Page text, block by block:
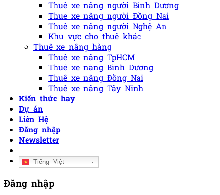
Thuê xe nâng người Bình Dương
Thue xe nâng người Đồng Nai
Thuê xe nâng người Nghệ An
Khu vực cho thuê khác
Thuê xe nâng hàng
Thuê xe nâng TpHCM
Thuê xe nâng Bình Dương
Thuê xe nâng Đồng Nai
Thuê xe nâng Tây Ninh
Kiến thức hay
Dự án
Liên Hệ
Đăng nhập
Newsletter
Tiếng Việt
Đăng nhập